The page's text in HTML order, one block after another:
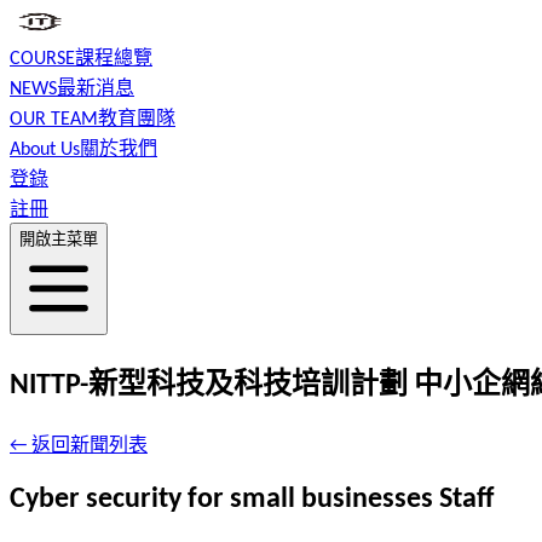
COURSE課程總覽
NEWS最新消息
OUR TEAM教育團隊
About Us關於我們
登錄
註冊
開啟主菜單
NITTP-新型科技及科技培訓計劃 中小企網
← 返回新聞列表
Cyber security for small businesses Staff